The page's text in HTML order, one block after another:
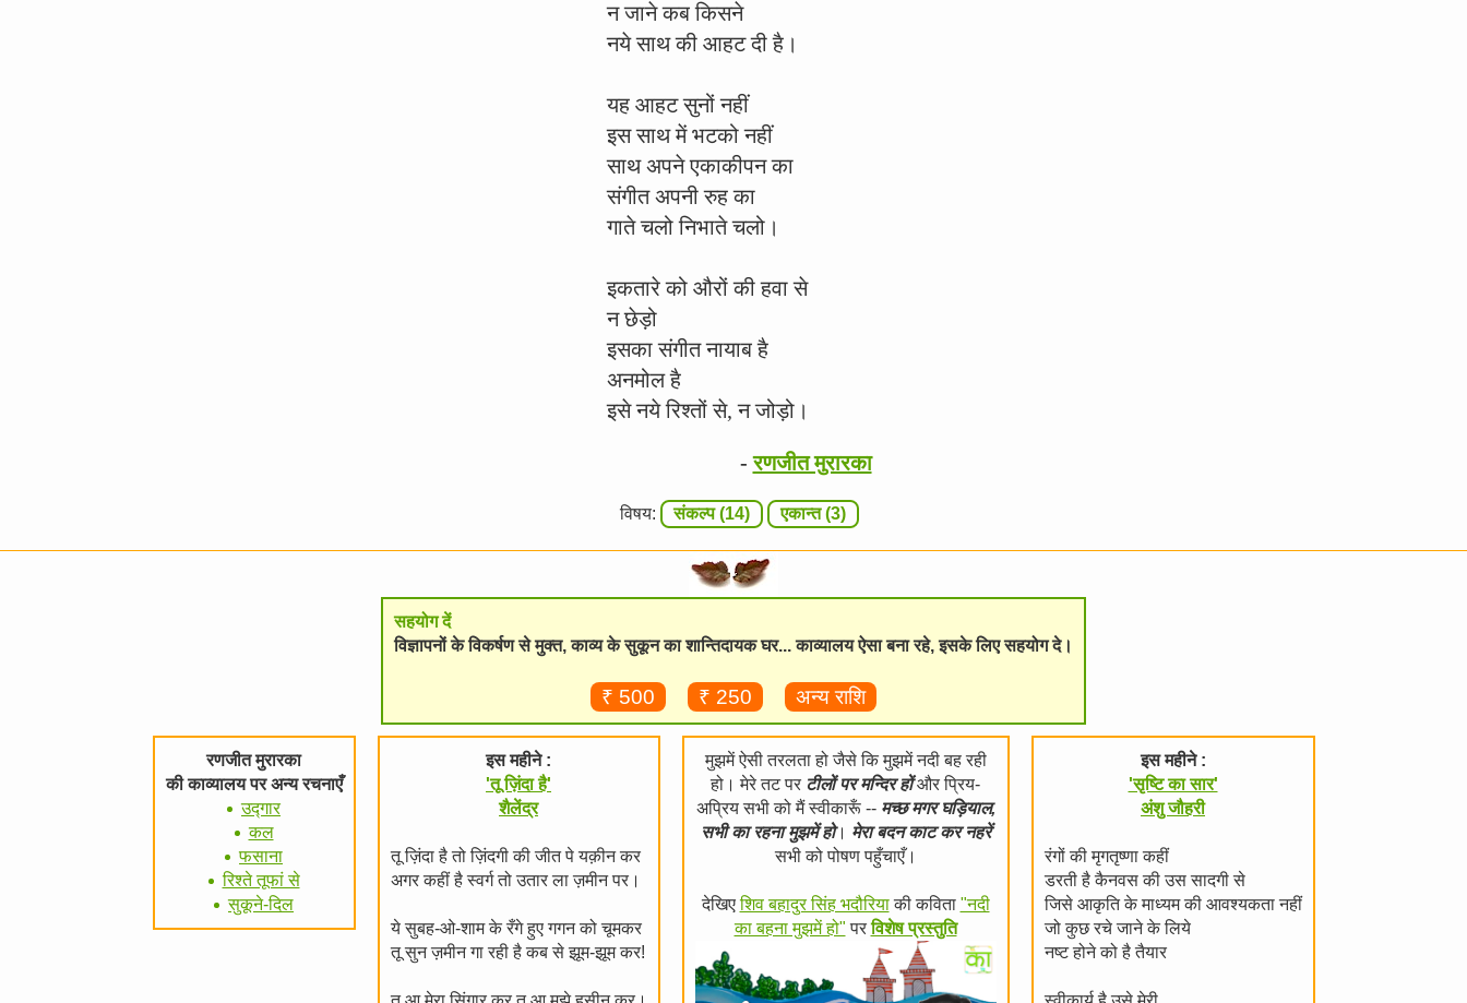
न जाने कब किसने
नये साथ की आहट दी है।
यह आहट सुनों नहीं
इस साथ में भटको नहीं
साथ अपने एकाकीपन का
संगीत अपनी रुह का
गाते चलो निभाते चलो।
इकतारे को औरों की हवा से
न छेड़ो
इसका संगीत नायाब है
अनमोल है
इसे नये रिश्तों से, न जोड़ो।
-रणजीत मुरारका
विषय: संकल्प (14) एकान्त (3)
सहयोग दें
विज्ञापनों के विकर्षण से मुक्त, काव्य के सुकून का शान्तिदायक घर... काव्यालय ऐसा बना रहे, इसके लिए सहयोग दे।
₹ 500 ₹ 250 अन्य राशि
रणजीत मुरारका
की काव्यालय पर अन्य रचनाएँ
उद्गार
कल
फसाना
रिश्ते तूफां से
सुकूने-दिल
इस महीने :
'तू ज़िंदा है'
शैलेंद्र
तू ज़िंदा है तो ज़िंदगी की जीत पे यक़ीन कर
अगर कहीं है स्वर्ग तो उतार ला ज़मीन पर।
ये सुबह-ओ-शाम के रँगे हुए गगन को चूमकर
तू सुन ज़मीन गा रही है कब से झूम-झूम कर!
मुझमें ऐसी तरलता हो जैसे कि मुझमें नदी बह रही
हो। मेरे तट पर टीलों पर मन्दिर होंऔर प्रिय-
अप्रिय सभी को मैं स्वीकारूँ -- मच्छ मगर घड़ियाल,
सभी का रहना मुझमें हो। मेरा बदन काट कर नहरें
सभी को पोषण पहुँचाएँ।
देखिएशिव बहादुर सिंह भदौरियाकी कविता "नदी
का बहना मुझमें हो" परविशेष प्रस्तुति
इस महीने :
'सृष्टि का सार'
अंशु जौहरी
रंगों की मृगतृष्णा कहीं
डरती है कैनवस की उस सादगी से
जिसे आकृति के माध्यम की आवश्यकता नहीं
जो कुछ रचे जाने के लिये
नष्ट होने को है तैयार